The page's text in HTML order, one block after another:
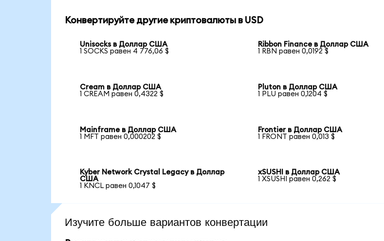
Конвертируйте другие криптовалюты в USD
Unisocks в Доллар США
1 SOCKS равен 4 776,06 $
Ribbon Finance в Доллар США
1 RBN равен 0,0192 $
Cream в Доллар США
1 CREAM равен 0,4322 $
Pluton в Доллар США
1 PLU равен 0,1204 $
Mainframe в Доллар США
1 MFT равен 0,000202 $
Frontier в Доллар США
1 FRONT равен 0,013 $
Kyber Network Crystal Legacy в Доллар
США
1 KNCL равен 0,1047 $
xSUSHI в Доллар США
1 XSUSHI равен 0,262 $
Изучите больше вариантов конвертации